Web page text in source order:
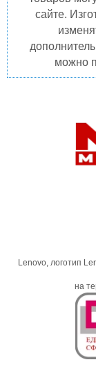
сайте.
можно
Lenovo, логотип
на